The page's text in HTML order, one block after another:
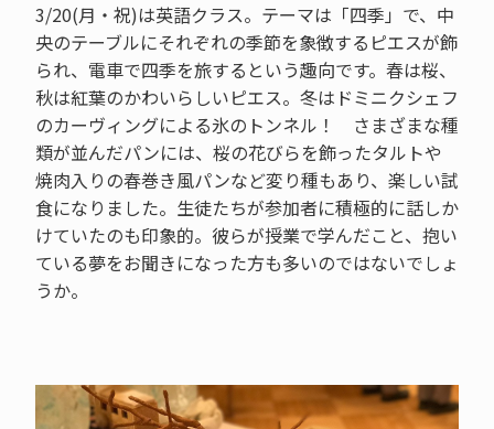
3/20(月・祝)は英語クラス。テーマは「四季」で、中
央のテーブルにそれぞれの季節を象徴するピエスが飾
られ、電車で四季を旅するという趣向です。春は桜、
秋は紅葉のかわいらしいピエス。冬はドミニクシェフ
のカーヴィングによる氷のトンネル！ さまざまな種
類が並んだパンには、桜の花びらを飾ったタルトや
焼肉入りの春巻き風パンなど変り種もあり、楽しい試
食になりました。生徒たちが参加者に積極的に話しか
けていたのも印象的。彼らが授業で学んだこと、抱い
ている夢をお聞きになった方も多いのではないでしょ
うか。